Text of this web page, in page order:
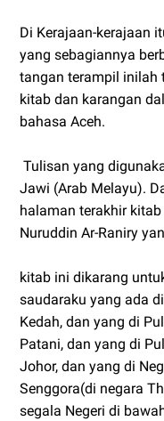
Di Kerajaan-kerajaan
yang sebagiannya
tangan terampil inilah
kitab dan karangan
bahasa Aceh.
Tulisan yang
Jawi (Arab Melayu).
halaman terakhir
Nuruddin Ar-Raniry
kitab ini dikarang
saudaraku yang ada
Kedah, dan yang di
Patani, dan yang di
Johor, dan yang di
Senggora(di negara
segala Negeri di